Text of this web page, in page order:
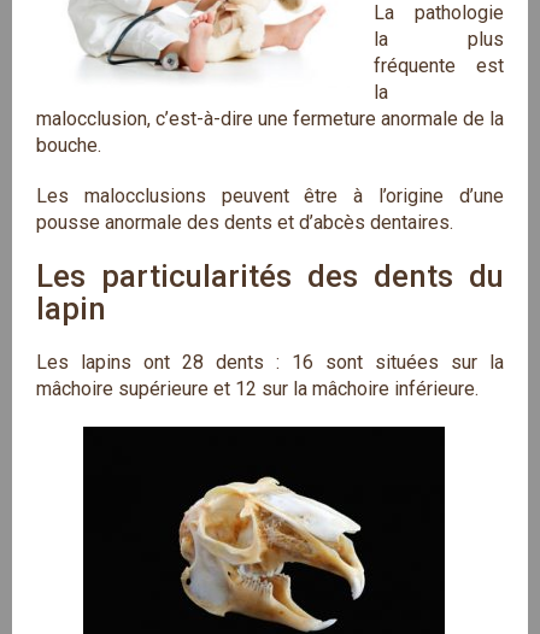
La pathologie
la plus
fréquente est
la
malocclusion, c’est-à-dire une fermeture anormale de la
bouche.
Les malocclusions peuvent être à l’origine d’une
pousse anormale des dents et d’abcès dentaires.
Les particularités des dents du
lapin
Les lapins ont 28 dents : 16 sont situées sur la
mâchoire supérieure et 12 sur la mâchoire inférieure.